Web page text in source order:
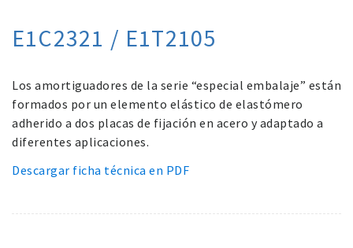
E1C2321 / E1T2105
Los amortiguadores de la serie “especial embalaje” están
formados por un elemento elástico de elastómero
adherido a dos placas de fijación en acero y adaptado a
diferentes aplicaciones.
Descargar ficha técnica en PDF